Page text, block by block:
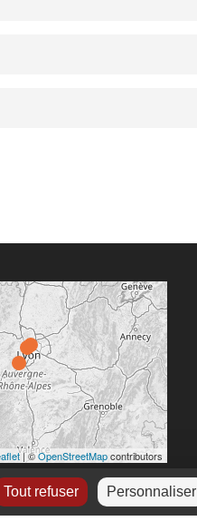
|©OpenStreetMapcontributors
Tout refuser Personnaliser